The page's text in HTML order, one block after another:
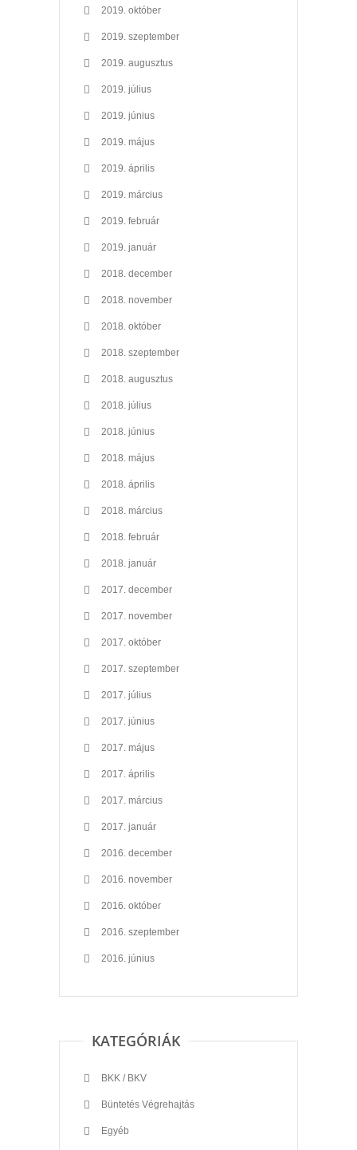
2019. október
2019. szeptember
2019. augusztus
2019. július
2019. június
2019. május
2019. április
2019. március
2019. február
2019. január
2018. december
2018. november
2018. október
2018. szeptember
2018. augusztus
2018. július
2018. június
2018. május
2018. április
2018. március
2018. február
2018. január
2017. december
2017. november
2017. október
2017. szeptember
2017. július
2017. június
2017. május
2017. április
2017. március
2017. január
2016. december
2016. november
2016. október
2016. szeptember
2016. június
KATEGÓRIÁK
BKK / BKV
Büntetés Végrehajtás
Egyéb